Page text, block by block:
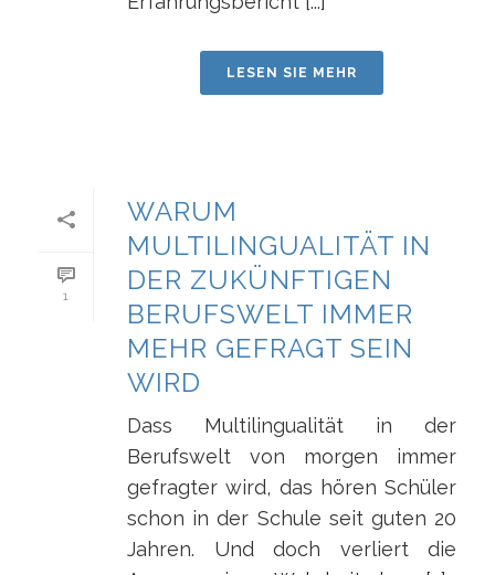
LESEN SIE MEHR
1
WARUM
MULTILINGUALITÄT IN
DER ZUKÜNFTIGEN
BERUFSWELT IMMER
MEHR GEFRAGT SEIN
WIRD
Dass Multilingualität in der
Berufswelt von morgen immer
gefragter wird, das hören Schüler
schon in der Schule seit guten 20
Jahren. Und doch verliert die